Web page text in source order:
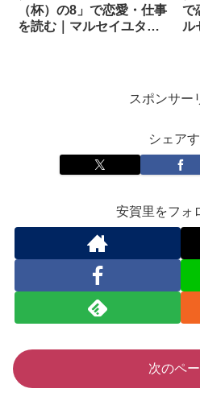
（杯）の8」で恋愛・仕事
を読む｜マルセイユタロ
で
ル
スポンサー
シェア
安賀里をフォ
次のペ